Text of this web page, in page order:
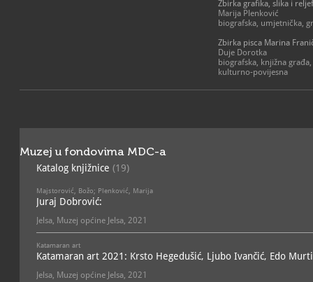
Muzej danas djeluje kao
tematske i programske
postavu i otvorene za
Vrboskoj:
Kulturno-povijesna i
izložbe pretežito
kulturne i umjetničke
sačinjavaju različite
njima se ogleda svagdan
Zbirka grafika, slika i
Marija Plenković
biografska, umjetnička,
Zbirka pisca Marina
Duje Dorotka
biografska, knjižna
kulturno-povijesna
Muzej u fondovima MDC-a
Katalog knjižnice (19)
Majstorović, Božo; Plenković, Marija
Juraj Dobrović:
Jelsa, Muzej općine Jelsa, 2021
Katamaran art
Katamaran art 2021: Krsto Hegedušić, Ljubo Ivančić, Edo
Jelsa, Muzej općine Jelsa, 2021